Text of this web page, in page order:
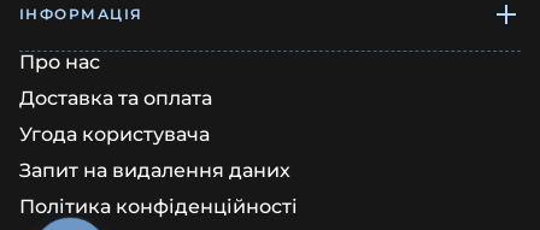
ІНФОРМАЦІЯ
Про нас
Доставка та оплата
Угода користувача
Запит на видалення даних
Політика конфіденційності